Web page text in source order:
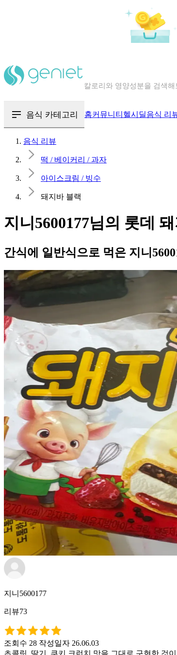
혈당 · 다이어트 음식 검색해
음식 카테고리 홈커뮤니티 헬시딜음식 리
음식 리뷰
떡 / 베이커리 / 과자
아이스크림 / 빙수
돼지바 블랙
지니5600177님의 롯데
간식에 일반식으로 먹은 지니
지니5600177
리뷰73
조회수 28 작성일자 26.06.03
초콜릿, 딸기, 쿠키 크런치 맛을 그대로 구현한 것